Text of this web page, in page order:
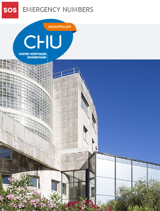
EMERGENCY NUMBERS